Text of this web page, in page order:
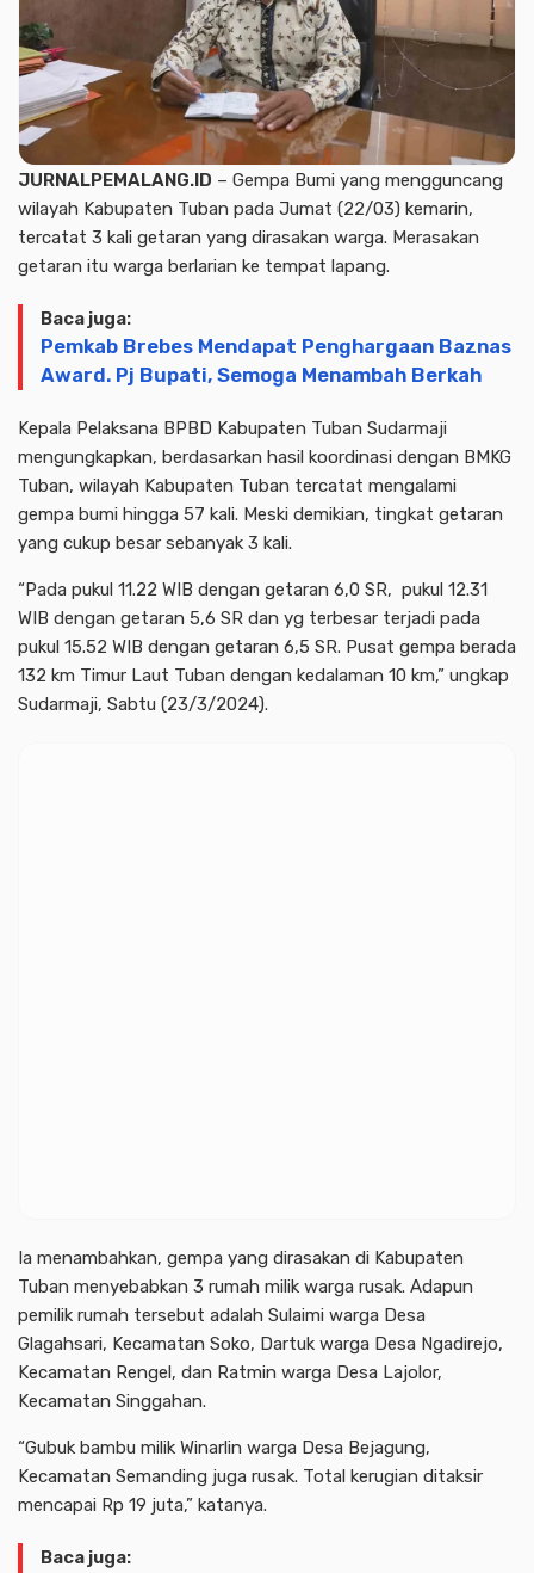
JURNALPEMALANG.ID – Gempa Bumi yang mengguncang
wilayah Kabupaten Tuban pada Jumat (22/03) kemarin,
tercatat 3 kali getaran yang dirasakan warga. Merasakan
getaran itu warga berlarian ke tempat lapang.
Baca juga:
Pemkab Brebes Mendapat Penghargaan Baznas
Award. Pj Bupati, Semoga Menambah Berkah
Kepala Pelaksana BPBD Kabupaten Tuban Sudarmaji
mengungkapkan, berdasarkan hasil koordinasi dengan BMKG
Tuban, wilayah Kabupaten Tuban tercatat mengalami
gempa bumi hingga 57 kali. Meski demikian, tingkat getaran
yang cukup besar sebanyak 3 kali.
“Pada pukul 11.22 WIB dengan getaran 6,0 SR, pukul 12.31
WIB dengan getaran 5,6 SR dan yg terbesar terjadi pada
pukul 15.52 WIB dengan getaran 6,5 SR. Pusat gempa berada
132 km Timur Laut Tuban dengan kedalaman 10 km,” ungkap
Sudarmaji, Sabtu (23/3/2024).
Ia menambahkan, gempa yang dirasakan di Kabupaten
Tuban menyebabkan 3 rumah milik warga rusak. Adapun
pemilik rumah tersebut adalah Sulaimi warga Desa
Glagahsari, Kecamatan Soko, Dartuk warga Desa Ngadirejo,
Kecamatan Rengel, dan Ratmin warga Desa Lajolor,
Kecamatan Singgahan.
“Gubuk bambu milik Winarlin warga Desa Bejagung,
Kecamatan Semanding juga rusak. Total kerugian ditaksir
mencapai Rp 19 juta,” katanya.
Baca juga: